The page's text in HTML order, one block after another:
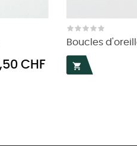
CHF
Boucles
